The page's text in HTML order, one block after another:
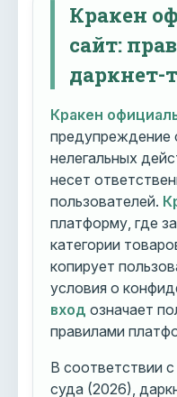
Кракен
сайт:
даркнет-
Кракен
предупреждение
нелегальных
несет
пользователей.
платформу, где
категории
копирует
условия о
вход означает
правилами
В соответствии
суда (2026),